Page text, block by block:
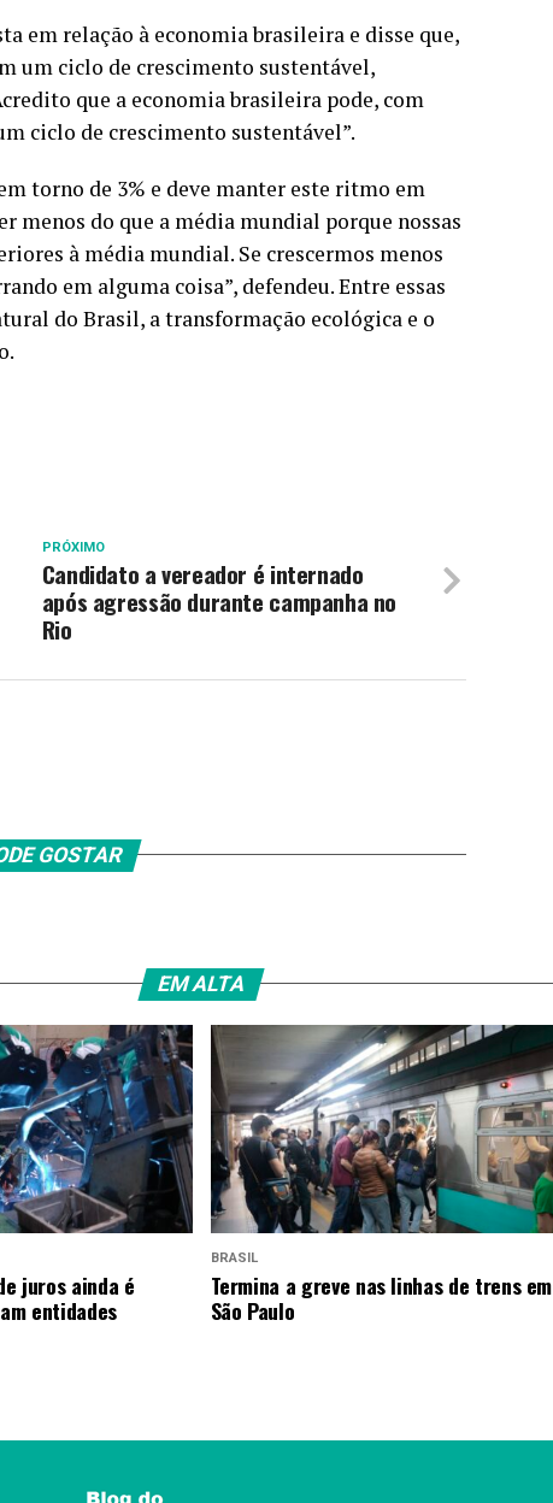
em relação à economia brasileira e disse que,
um ciclo de crescimento sustentável,
que a economia brasileira pode, com
ciclo de crescimento sustentável”.
torno de 3% e deve manter este ritmo em
menos do que a média mundial porque nossas
à média mundial. Se crescermos menos
em alguma coisa”, defendeu. Entre essas
do Brasil, a transformação ecológica e o
PRÓXIMO
Candidato a vereador é internado
após agressão durante campanha no
Rio
GOSTAR
EM ALTA
juros ainda é
entidades
BRASIL
Termina a greve nas linhas de trens em
São Paulo